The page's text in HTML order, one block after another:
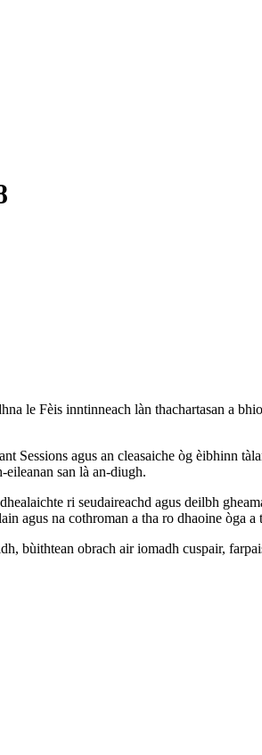
le Fèis inntinneach làn thachartasan a
Sessions agus an cleasaiche òg èibhinn
eileanan san là an-diugh.
ri seudaireachd agus deilbh
agus na cothroman a tha ro dhaoine òga a
bùithtean obrach air iomadh cuspair,